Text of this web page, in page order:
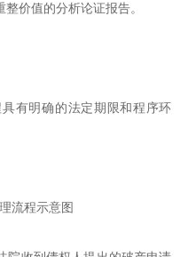
价值的分析论证报告。
有明确的法定期限和程序环
流程示意图